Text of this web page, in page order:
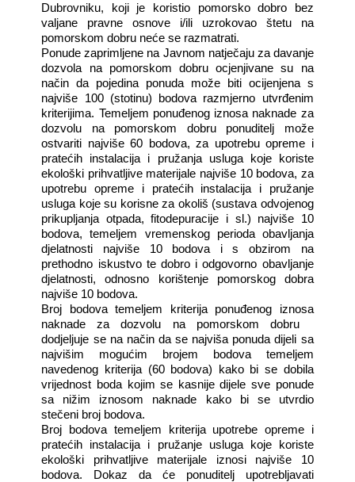
Dubrovniku, koji je koristio pomorsko dobro bez
valjane pravne osnove i/ili uzrokovao štetu na
pomorskom dobru neće se razmatrati.
Ponude zaprimljene na Javnom natječaju za davanje
dozvola na pomorskom dobru ocjenjivane su na
način da pojedina ponuda može biti ocijenjena s
najviše 100 (stotinu) bodova razmjerno utvrđenim
kriterijima. Temeljem ponuđenog iznosa naknade za
dozvolu na pomorskom dobru ponuditelj može
ostvariti najviše 60 bodova, za upotrebu opreme i
pratećih instalacija i pružanja usluga koje koriste
ekološki prihvatljive materijale najviše 10 bodova, za
upotrebu opreme i pratećih instalacija i pružanje
usluga koje su korisne za okoliš (sustava odvojenog
prikupljanja otpada, fitodepuracije i sl.) najviše 10
bodova, temeljem vremenskog perioda obavljanja
djelatnosti najviše 10 bodova i s obzirom na
prethodno iskustvo te dobro i odgovorno obavljanje
djelatnosti, odnosno korištenje pomorskog dobra
najviše 10 bodova.
Broj bodova temeljem kriterija ponuđenog iznosa
naknade za dozvolu na pomorskom dobru
dodjeljuje se na način da se najviša ponuda dijeli sa
najvišim mogućim brojem bodova temeljem
navedenog kriterija (60 bodova) kako bi se dobila
vrijednost boda kojim se kasnije dijele sve ponude
sa nižim iznosom naknade kako bi se utvrdio
stečeni broj bodova.
Broj bodova temeljem kriterija upotrebe opreme i
pratećih instalacija i pružanje usluga koje koriste
ekološki prihvatljive materijale iznosi najviše 10
bodova. Dokaz da će ponuditelj upotrebljavati